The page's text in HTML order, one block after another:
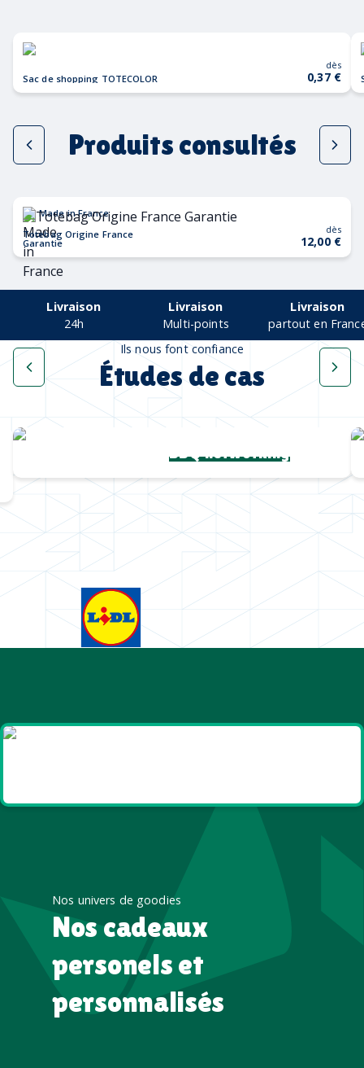
Sac de shopping TOTECOLOR
dès
0,37 €
Produits consultés
Made in France
Totebag Origine France
Garantie
dès
12,00 €
Livraison
24h
Livraison
Multi-points
Livraison
partout en
Ils nous font confiance
Études de cas
Chapeaux de pailleBBQ networking
Nos univers de goodies
Nos cadeaux
personels et
personnalisés